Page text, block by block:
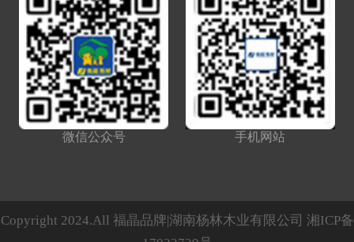
微信公众号 手机网站
Copyright 2024.All 福晶品牌|湖南杨林木业有限公司 湘ICP备